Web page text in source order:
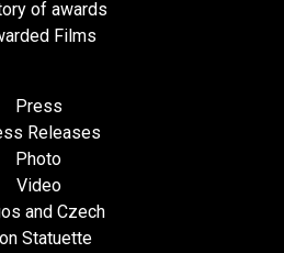
of awards
Films
Press
Releases
Photo
Video
and Czech
Statuette